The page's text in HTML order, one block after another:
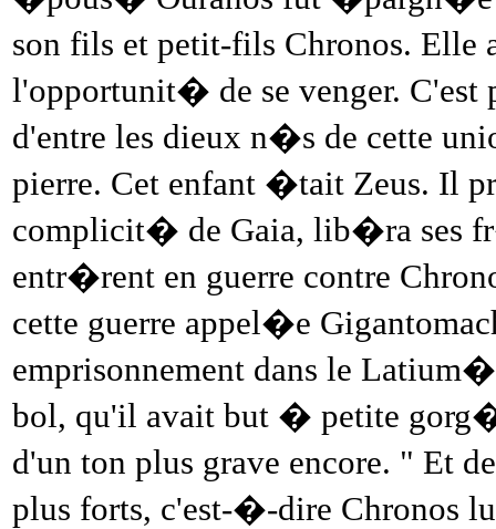
son fils et petit-fils Chronos. Elle
l'opportunit� de se venger.
d'entre les dieux n�s de cette
pierre. Cet enfant �tait Zeus. Il
complicit� de Gaia, lib�ra ses
entr�rent en guerre contre
cette guerre appel�e
emprisonnement dans le
bol, qu'il avait but � petite
d'un ton plus grave encore. " Et
plus forts, c'est-�-dire Chronos